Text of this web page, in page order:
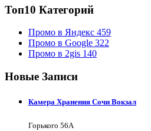
Топ10 Категорий
Промо в Яндекс 459
Промо в Google 322
Промо в 2gis 140
Новые Записи
Камера Хранения Сочи Вокзал
Горького 56А